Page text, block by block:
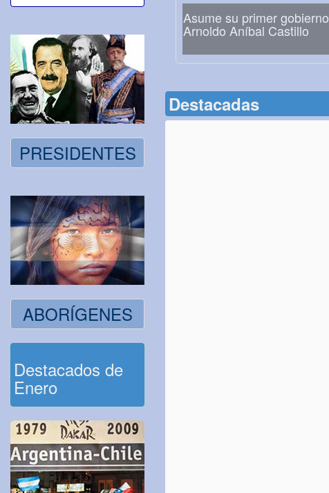
PRESIDENTES
ABORÍGENES
Destacados de
Enero
Asume su primer gobierno
Arnoldo Aníbal Castillo
Destacadas